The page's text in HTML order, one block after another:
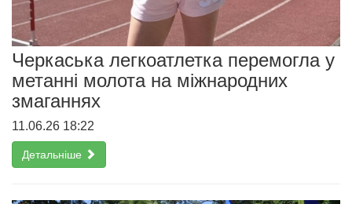
Черкаська легкоатлетка перемогла у
метанні молота на міжнародних
змаганнях
11.06.26 18:22
Детальніше